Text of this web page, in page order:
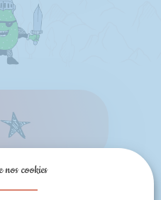
nos cookies